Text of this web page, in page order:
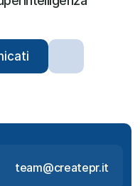
team@createpr.it